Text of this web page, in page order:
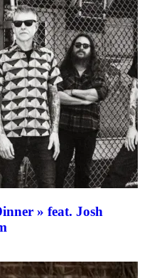
» feat. Josh